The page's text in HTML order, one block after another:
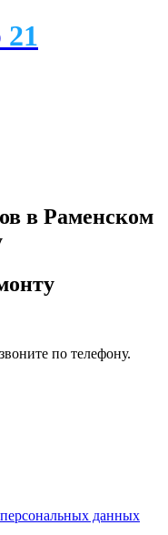
21
в Раменском
по телефону.
данных